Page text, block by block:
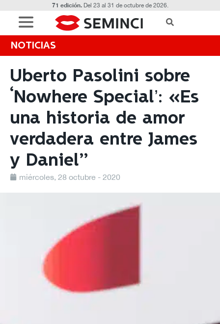
71 edición.Del 23 al 31 de octubre de 2026.
NOTICIAS
Uberto Pasolini sobre
‘Nowhere Special’: «Es
una historia de amor
verdadera entre James
y Daniel”
miércoles, 28 octubre - 2020